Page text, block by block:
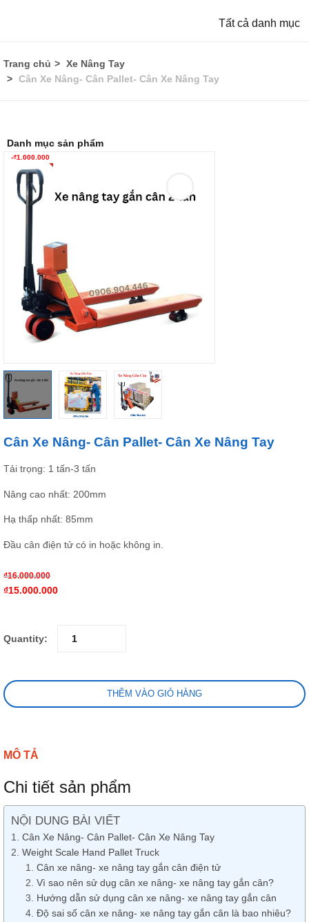
Tất cả danh mục
Trang chủ
Xe Nâng Tay
Cân Xe Nâng- Cân Pallet- Cân Xe Nâng Tay
Danh mục sản phẩm
-₫1.000.000
Cân Xe Nâng- Cân Pallet- Cân Xe Nâng Tay
Tải trọng: 1 tấn-3 tấn
Nâng cao nhất: 200mm
Hạ thấp nhất: 85mm
Đầu cân điện tử có in hoặc không in.
₫16.000.000
₫15.000.000
Quantity:
THÊM VÀO GIỎ HÀNG
MÔ TẢ
Chi tiết sản phẩm
NỘI DUNG BÀI VIẾT
Cân Xe Nâng- Cân Pallet- Cân Xe Nâng Tay
Weight Scale Hand Pallet Truck
Cân xe nâng- xe nâng tay gắn cân điện tử
Vì sao nên sử dụg cân xe nâng- xe nâng tay gắn cân?
Hướng dẫn sử dụng cân xe nâng- xe nâng tay gắn cân
Độ sai số cân xe nâng- xe nâng tay gắn cân là bao nhiêu?